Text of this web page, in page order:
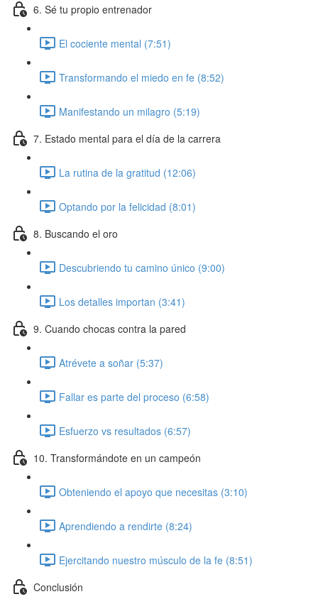
6. Sé tu propio entrenador
El cociente mental (7:51)
Transformando el miedo en fe (8:52)
Manifestando un milagro (5:19)
7. Estado mental para el día de la carrera
La rutina de la gratitud (12:06)
Optando por la felicidad (8:01)
8. Buscando el oro
Descubriendo tu camino único (9:00)
Los detalles importan (3:41)
9. Cuando chocas contra la pared
Atrévete a soñar (5:37)
Fallar es parte del proceso (6:58)
Esfuerzo vs resultados (6:57)
10. Transformándote en un campeón
Obteniendo el apoyo que necesitas (3:10)
Aprendiendo a rendirte (8:24)
Ejercitando nuestro músculo de la fe (8:51)
Conclusión